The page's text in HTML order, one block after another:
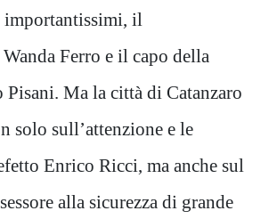
il
Ferro e il capo della
Ma la città di Catanzaro
solo sull’attenzione e le
Enrico Ricci, ma anche sul
alla sicurezza di grande